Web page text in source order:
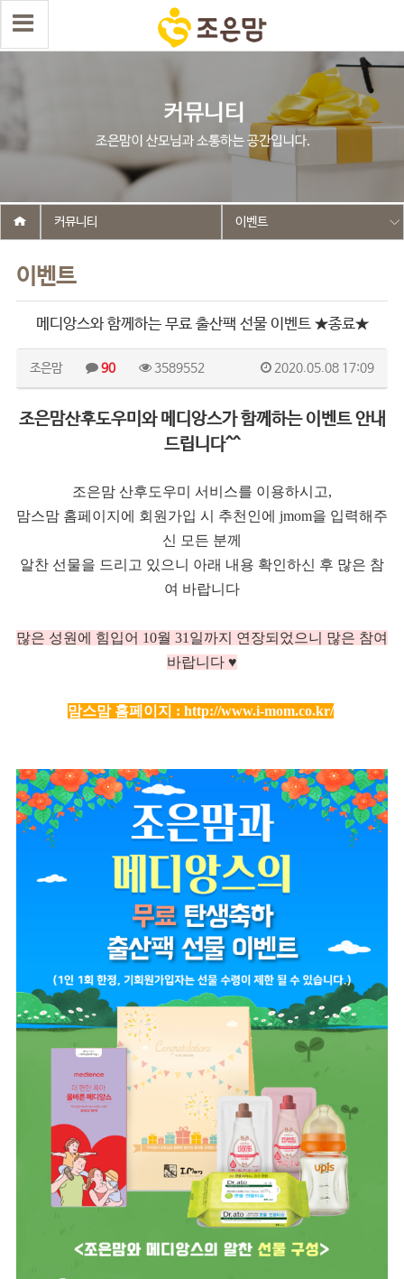
이벤트
커뮤니티 이벤트
메디앙스와 함께하는 무료 출산팩 선물 이벤트 ★종료★
조은맘 90 3589552 2020.05.08 17:09
조은맘산후도우미와 메디앙스가 함께하는 이벤트 안내
드립니다^^
조은맘 산후도우미 서비스를 이용하시고,
맘스맘 홈페이지에 회원가입 시 추천인에 jmom을 입력해주
신 모든 분께
알찬 선물을 드리고 있으니 아래 내용 확인하신 후 많은 참
여 바랍니다
많은 성원에 힘입어 10월 31일까지 연장되었으니 많은 참여
바랍니다 ♥
맘스맘 홈페이지 : http://www.i-mom.co.kr/